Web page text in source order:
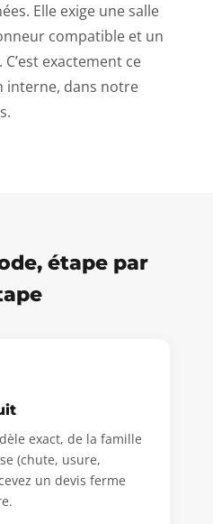
Elle exige une salle
compatible et un
exactement ce
interne, dans notre
étape par
exact, de la famille
(chute, usure,
un devis ferme